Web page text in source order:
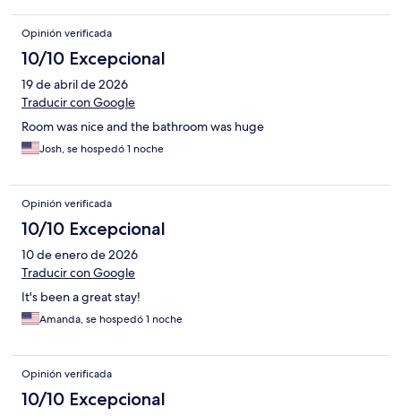
Opinión verificada
10/10 Excepcional
19 de abril de 2026
Traducir con Google
Room was nice and the bathroom was huge
Josh, se hospedó 1 noche
Opinión verificada
10/10 Excepcional
10 de enero de 2026
Traducir con Google
It's been a great stay!
Amanda, se hospedó 1 noche
Opinión verificada
10/10 Excepcional